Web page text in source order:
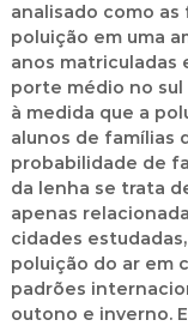
analisado como
poluição em uma
anos matriculadas
porte médio no sul
à medida que a
alunos de famílias
probabilidade de
da lenha se trata
apenas
cidades
poluição do ar em
padrões
outono e inverno.